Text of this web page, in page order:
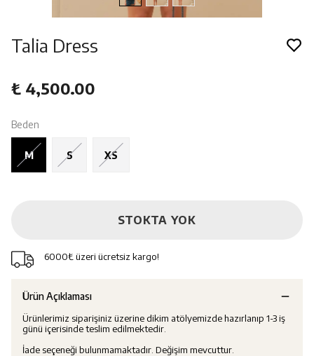
Talia Dress
₺ 4,500.00
Beden
M S XS
STOKTA YOK
6000₺ üzeri ücretsiz kargo!
Ürün Açıklaması
Ürünlerimiz siparişiniz üzerine dikim atölyemizde hazırlanıp 1-3 iş
günü içerisinde teslim edilmektedir.
İade seçeneği bulunmamaktadır. Değişim mevcuttur.